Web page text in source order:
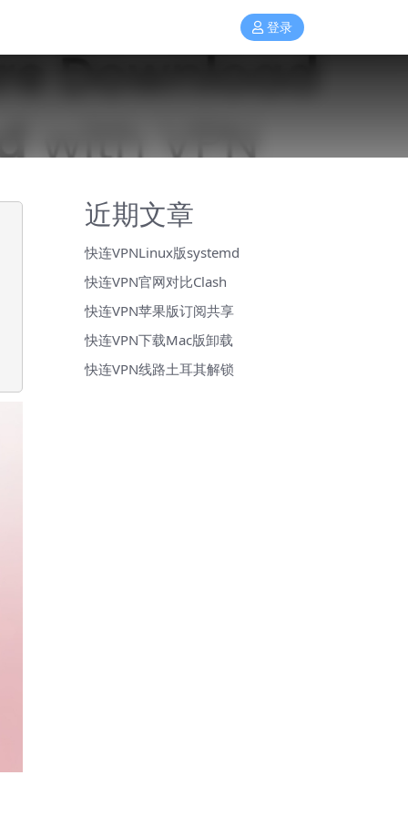
登录
近期文章
快连VPNLinux版systemd
快连VPN官网对比Clash
快连VPN苹果版订阅共享
快连VPN下载Mac版卸载
快连VPN线路土耳其解锁